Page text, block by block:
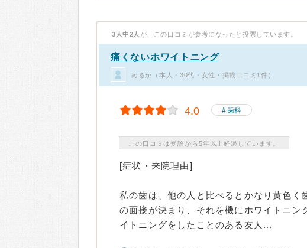
3人中2人 が、この口コミが参考になったと投票しています。
痛くないホワイトニング
めるか（本人・30代・女性・掲載口コミ1件）
4.0 歯科
この口コミは受診から5年以上経過しています。
[症状・来院理由]
私の歯は、他の人と比べるとかなり黄色く
の面接が決まり、それを機にホワイトニン
イトニングをしたことのある友人...